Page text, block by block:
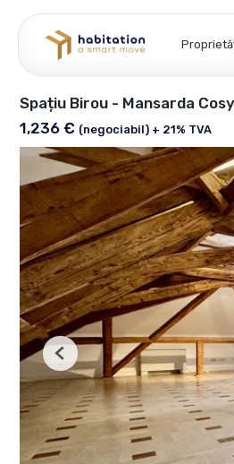
Spațiu Birou - Mansarda Cosy
1,236 € (negociabil) + 21% TVA
Previous